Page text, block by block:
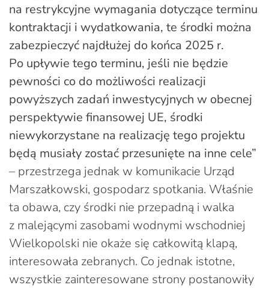
na restrykcyjne wymagania dotyczące terminu
kontraktacji i wydatkowania, te środki można
zabezpieczyć najdłużej do końca 2025 r.
Po upływie tego terminu, jeśli nie będzie
pewności co do możliwości realizacji
powyższych zadań inwestycyjnych w obecnej
perspektywie finansowej UE, środki
niewykorzystane na realizację tego projektu
będą musiały zostać przesunięte na inne cele”
– przestrzega jednak w komunikacie Urząd
Marszałkowski, gospodarz spotkania. Właśnie
ta obawa, czy środki nie przepadną i walka
z malejącymi zasobami wodnymi wschodniej
Wielkopolski nie okaże się całkowitą klapą,
interesowała zebranych. Co jednak istotne,
wszystkie zainteresowane strony postanowiły